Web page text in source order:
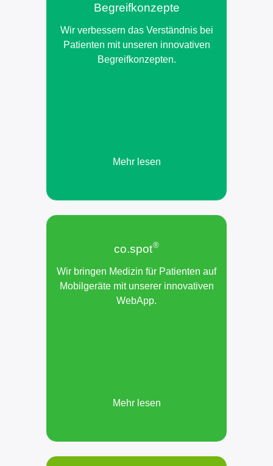
Begreifkonzepte
Wir verbessern das Verständnis bei
Patienten mit unseren innovativen
Begreifkonzepten.
Mehr lesen
co.spot®
Wir bringen Medizin für Patienten auf
Mobilgeräte mit unserer innovativen
WebApp.
Mehr lesen